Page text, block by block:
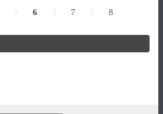
/ 6 / 7 / 8